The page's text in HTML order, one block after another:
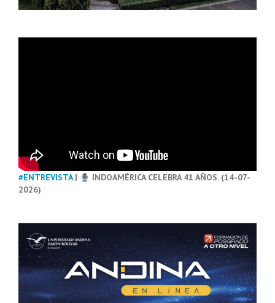
#ENTREVISTA|
INDOAMÉRICA CELEBRA 41 AÑOS. (14-07-
2026)